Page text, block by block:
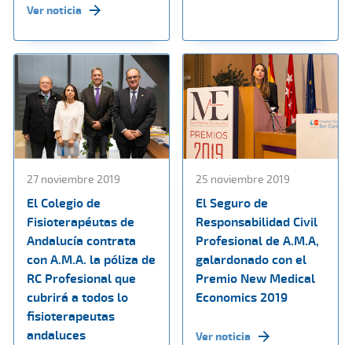
Ver noticia
27 noviembre 2019
El Colegio de
Fisioterapéutas de
Andalucía contrata
con A.M.A. la póliza de
RC Profesional que
cubrirá a todos lo
fisioterapeutas
andaluces
25 noviembre 2019
El Seguro de
Responsabilidad Civil
Profesional de A.M.A,
galardonado con el
Premio New Medical
Economics 2019
Ver noticia